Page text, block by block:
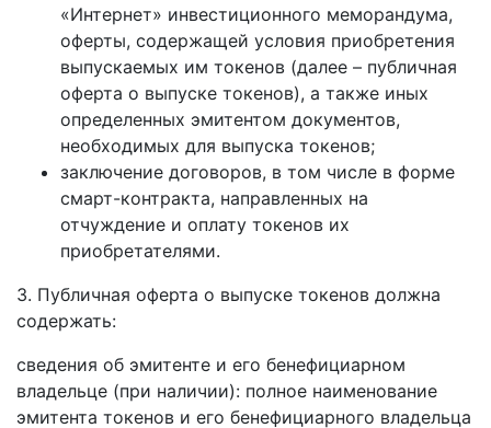
«Интернет» инвестиционного меморандума,
оферты, содержащей условия приобретения
выпускаемых им токенов (далее – публичная
оферта о выпуске токенов), а также иных
определенных эмитентом документов,
необходимых для выпуска токенов;
заключение договоров, в том числе в форме
смарт-контракта, направленных на
отчуждение и оплату токенов их
приобретателями.
3. Публичная оферта о выпуске токенов должна
содержать:
сведения об эмитенте и его бенефициарном
владельце (при наличии): полное наименование
эмитента токенов и его бенефициарного владельца